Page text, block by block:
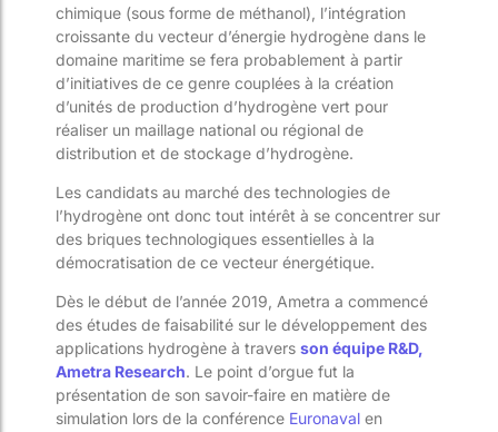
chimique (sous forme de méthanol), l’intégration
croissante du vecteur d’énergie hydrogène dans le
domaine maritime se fera probablement à partir
d’initiatives de ce genre couplées à la création
d’unités de production d’hydrogène vert pour
réaliser un maillage national ou régional de
distribution et de stockage d’hydrogène.
Les candidats au marché des technologies de
l’hydrogène ont donc tout intérêt à se concentrer sur
des briques technologiques essentielles à la
démocratisation de ce vecteur énergétique.
Dès le début de l’année 2019, Ametra a commencé
des études de faisabilité sur le développement des
applications hydrogène à travers son équipe R&D,
Ametra Research. Le point d’orgue fut la
présentation de son savoir-faire en matière de
simulation lors de la conférence Euronaval en